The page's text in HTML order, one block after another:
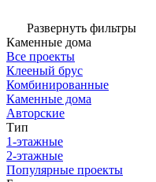
Развернуть фильтры
Каменные дома
Все проекты
Клееный брус
Комбинированные
Каменные дома
Авторские
Тип
1-этажные
2-этажные
Популярные проекты